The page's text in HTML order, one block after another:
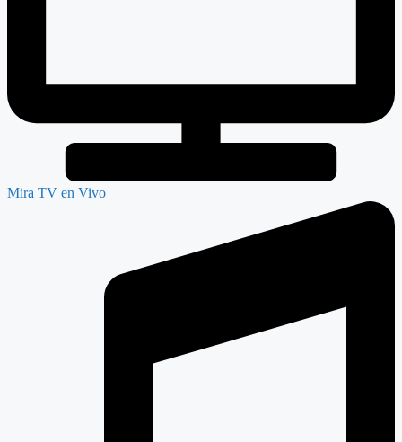
Mira TV en Vivo